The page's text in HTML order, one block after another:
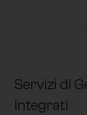
Servizi di
Integrati